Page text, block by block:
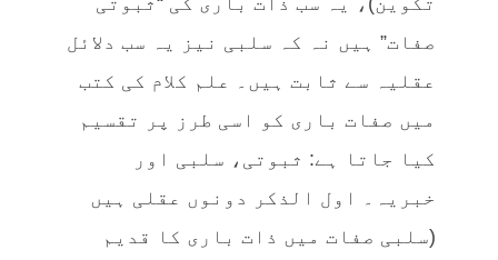
صفات” ہیں نہ کہ سلبی نیز یہ سب دلائل
عقلیہ سے ثابت ہیں۔ علم کلام کی کتب
میں صفات باری کو اسی طرز پر تقسیم
کیا جاتا ہے: ثبوتی، سلبی اور
خبریہ۔ اول الذکر دونوں عقلی ہیں
(سلبی صفات میں ذات باری کا قدیم